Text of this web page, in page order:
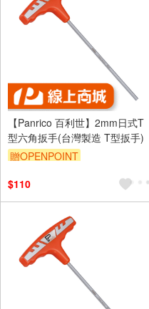
【Panrico 百利世】2mm日式T
型六角扳手(台灣製造 T型扳手)
贈OPENPOINT
$110